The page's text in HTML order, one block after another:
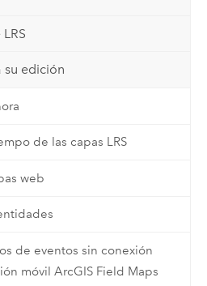
su edición
de las capas LRS
web
de eventos sin conexión
móvil ArcGIS Field Maps